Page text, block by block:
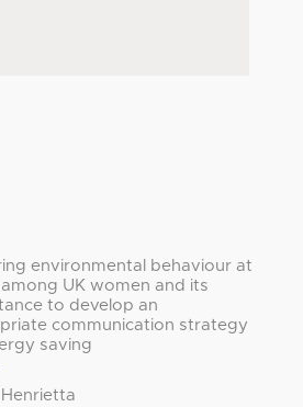
environmental behaviour at
UK women and its
to develop an
communication strategy
saving
Henrietta